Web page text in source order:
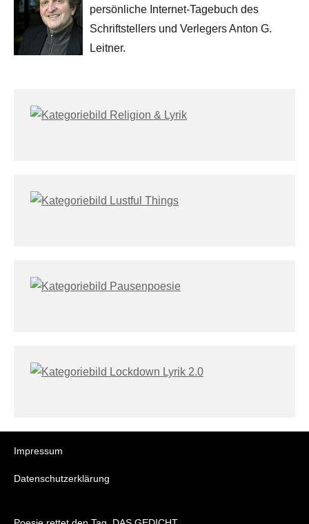
persönliche Internet-Tagebuch des
Schriftstellers und Verlegers Anton G.
Leitner.
Impressum
Datenschutzerklärung